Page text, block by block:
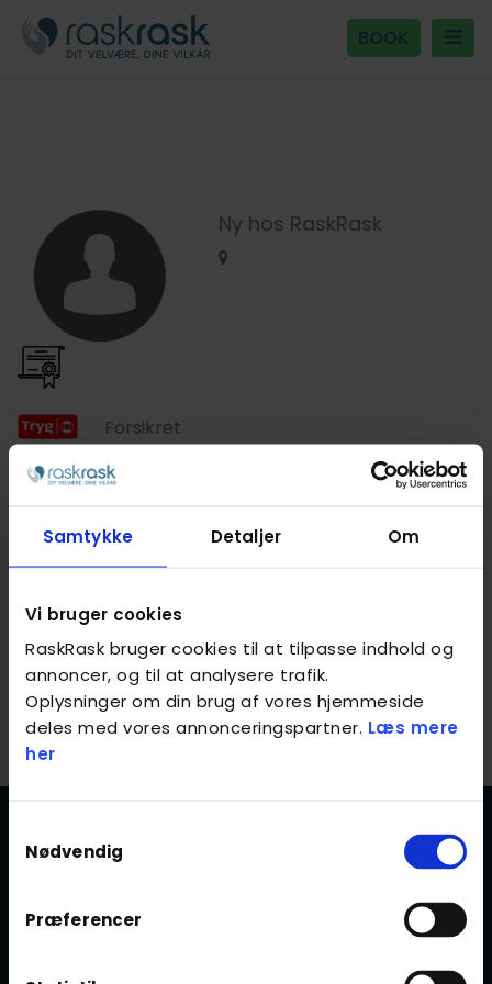
Samtykke Detaljer Om
Vi bruger cookies
RaskRask bruger cookies til at tilpasse indhold og
annoncer, og til at analysere trafik.
Oplysninger om din brug af vores hjemmeside
deles med vores annonceringspartner. Læs mere
her
Nødvendig
Præferencer
BOOK
Ny hos RaskRask
Forsikret
Eksamineret behandler
Kvalitetssikret af RaskRask
Forrige side Næste side
Overblik
Behandlinger
Lokationer